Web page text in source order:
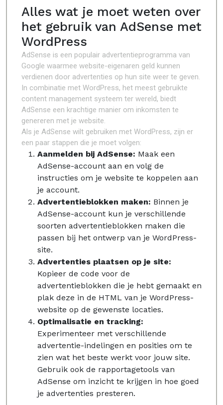
Alles wat je moet weten over
het gebruik van AdSense met
WordPress
AdSense is een populair advertentieprogramma van
Google waarmee website-eigenaren geld kunnen
verdienen door advertenties op hun site weer te geven.
In combinatie met WordPress, het meest gebruikte
content management systeem ter wereld, biedt
AdSense een krachtige manier om inkomsten te
genereren met je website.
Als je AdSense wilt gebruiken met WordPress, zijn er
een paar stappen die je moet volgen:
Aanmelden bij AdSense: Maak een
AdSense-account aan en volg de
instructies om je website te koppelen aan
je account.
Advertentieblokken maken: Binnen je
AdSense-account kun je verschillende
soorten advertentieblokken maken die
passen bij het ontwerp van je WordPress-
site.
Advertenties plaatsen op je site:
Kopieer de code voor de
advertentieblokken die je hebt gemaakt en
plak deze in de HTML van je WordPress-
website op de gewenste locaties.
Optimalisatie en tracking:
Experimenteer met verschillende
advertentie-indelingen en posities om te
zien wat het beste werkt voor jouw site.
Gebruik ook de rapportagetools van
AdSense om inzicht te krijgen in hoe goed
je advertenties presteren.